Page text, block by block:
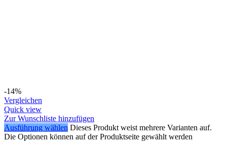
-14%
Vergleichen
Quick view
Zur Wunschliste hinzufügen
Ausführung wählen Dieses Produkt weist mehrere Varianten auf.
Die Optionen können auf der Produktseite gewählt werden